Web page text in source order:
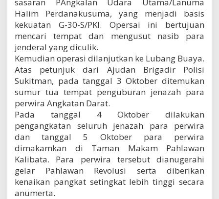
Halim Perdanakusuma, yang menjadi basis
kekuatan G-30-S/PKI. Opersai ini bertujuan
mencari tempat dan mengusut nasib para
jenderal yang diculik.
Kemudian operasi dilanjutkan ke Lubang Buaya.
Atas petunjuk dari Ajudan Brigadir Polisi
Sukitman, pada tanggal 3 Oktober ditemukan
sumur tua tempat penguburan jenazah para
perwira Angkatan Darat.
Pada tanggal 4 Oktober dilakukan
pengangkatan seluruh jenazah para perwira
dan tanggal 5 Oktober para perwira
dimakamkan di Taman Makam Pahlawan
Kalibata. Para perwira tersebut dianugerahi
gelar Pahlawan Revolusi serta diberikan
kenaikan pangkat setingkat lebih tinggi secara
anumerta.